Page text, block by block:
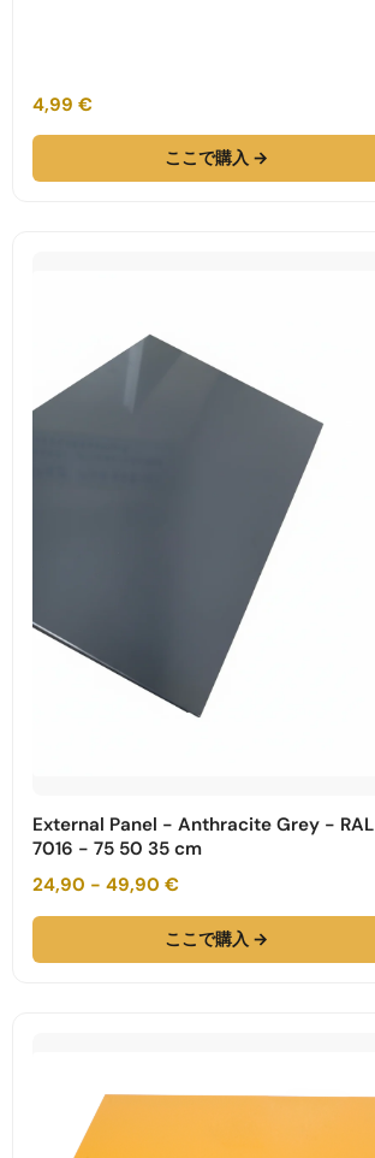
4,99 €
ここで購入 →
External Panel - Anthracite Grey - RAL
7016 - 75 50 35 cm
24,90 - 49,90 €
ここで購入 →